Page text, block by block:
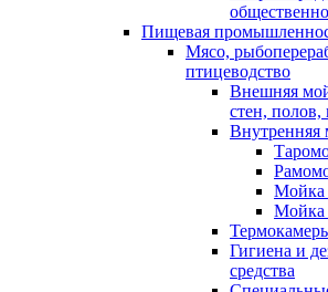
Пищевая
Мясо,
птицеводство
Внешняя
стен, полов,
Внутренняя
Мойка
Мойка
Гигиена и
средства